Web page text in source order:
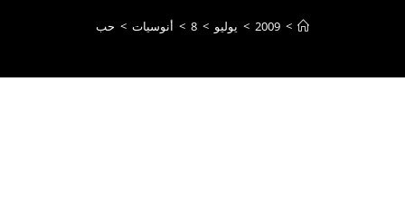
>
2009
> يوليو >
8
> أنوسيات > حب